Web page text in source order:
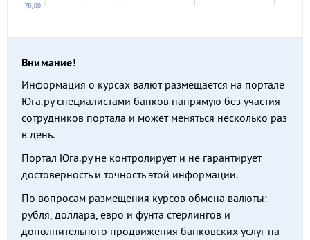
Внимание!
Информация о курсах валют размещается на портале
Юга.ру специалистами банков напрямую без участия
сотрудников портала и может меняться несколько раз
в день.
Портал Юга.ру не контролирует и не гарантирует
достоверность и точность этой информации.
По вопросам размещения курсов обмена валюты:
рубля, доллара, евро и фунта стерлингов и
дополнительного продвижения банковских услуг на